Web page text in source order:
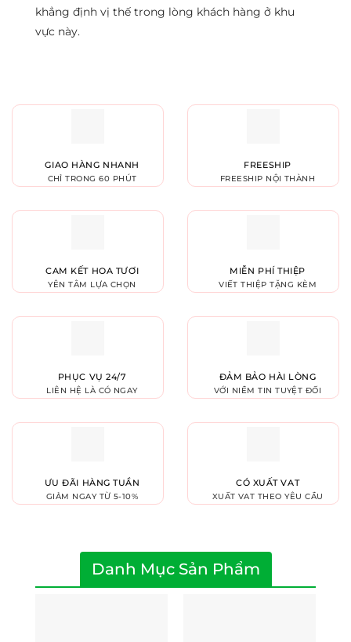
khẳng định vị thế trong lòng khách hàng ở khu
vực này.
GIAO HÀNG NHANH
CHỈ TRONG 60 PHÚT
FREESHIP
FREESHIP NỘI THÀNH
CAM KẾT HOA TƯƠI
YÊN TÂM LỰA CHỌN
MIỄN PHÍ THIỆP
VIẾT THIỆP TẶNG KÈM
PHỤC VỤ 24/7
LIÊN HỆ LÀ CÓ NGAY
ĐẢM BẢO HÀI LÒNG
VỚI NIỀM TIN TUYỆT ĐỐI
ƯU ĐÃI HÀNG TUẦN
GIẢM NGAY TỪ 5-10%
CÓ XUẤT VAT
XUẤT VAT THEO YÊU CẦU
Danh Mục Sản Phẩm